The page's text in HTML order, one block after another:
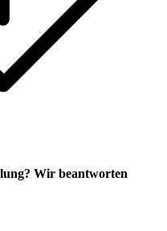
Wir beantworten